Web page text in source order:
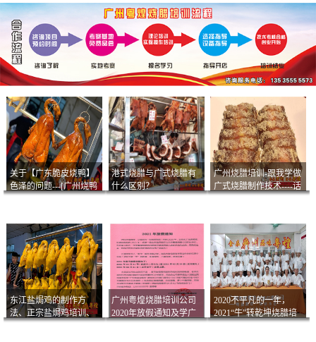
关于【广东脆皮烧鸭】
色泽的问题---[广州烧鸭
港式烧腊与广式烧腊有
什么区别？
广州烧腊培训-跟我学做
广式烧腊制作技术----话
东江盐焗鸡的制作方
法、正宗盐焗鸡培训、
广州粤煌烧腊培训公司
2020年放假通知及学广
2020不平凡的一年，
2021“牛”转乾坤烧腊培